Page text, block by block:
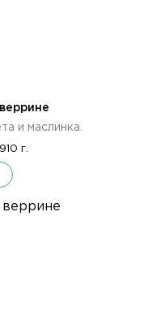
и маслинка.
910 г.